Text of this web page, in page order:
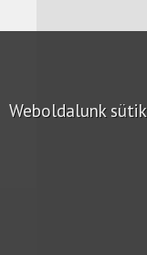
Weboldalunk